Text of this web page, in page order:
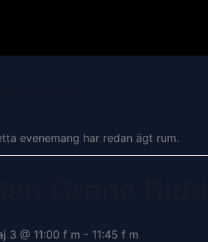
evenemang har redan ägt rum.
3 @ 11:00 f m - 11:45 f m